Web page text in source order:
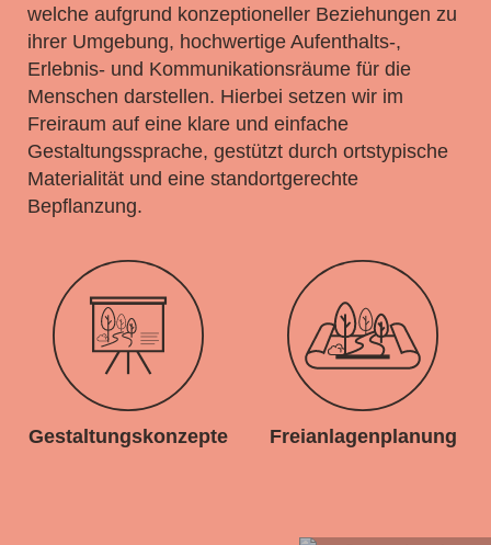
welche aufgrund konzeptioneller Beziehungen zu
ihrer Umgebung, hochwertige Aufenthalts-,
Erlebnis- und Kommunikationsräume für die
Menschen darstellen. Hierbei setzen wir im
Freiraum auf eine klare und einfache
Gestaltungssprache, gestützt durch ortstypische
Materialität und eine standortgerechte
Bepflanzung.
Gestaltungskonzepte Freianlagenplanung